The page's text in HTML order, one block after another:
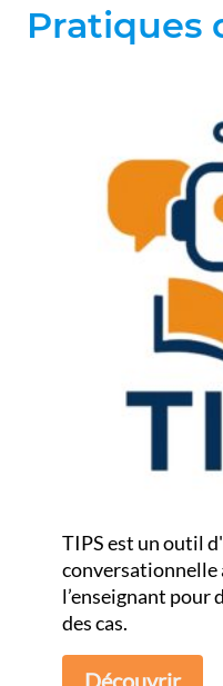
Pratiques
TIPS est un outil
conversationnelle
l’enseignant pour
des cas.